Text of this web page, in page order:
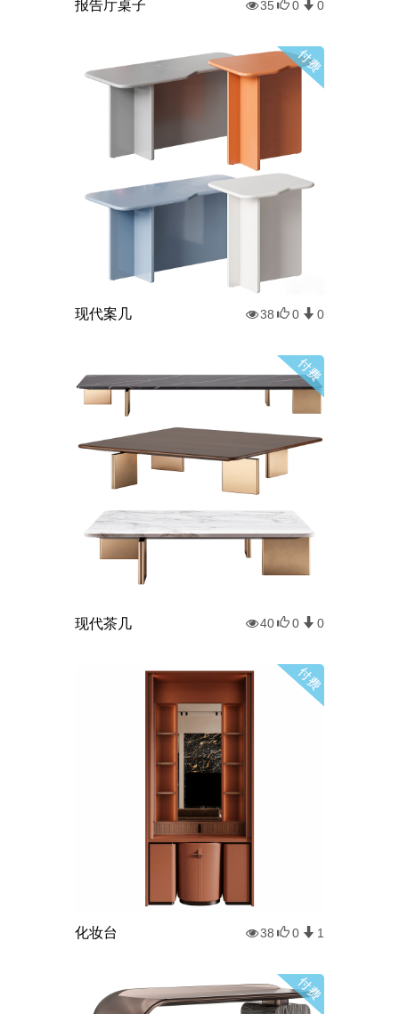
报告厅桌子 35 0 0
现代案几 38 0 0
现代茶几 40 0 0
化妆台 38 0 1